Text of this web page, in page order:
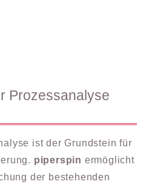
Prozessanalyse
ist der Grundstein für
piperspin ermöglicht
der bestehenden